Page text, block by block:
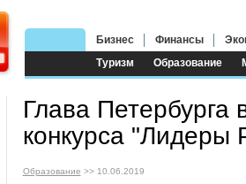
Туризм Образование
Бизнес Финансы
Глава Петербурга
конкурса "Лидеры
Образование >> 10.06.2019